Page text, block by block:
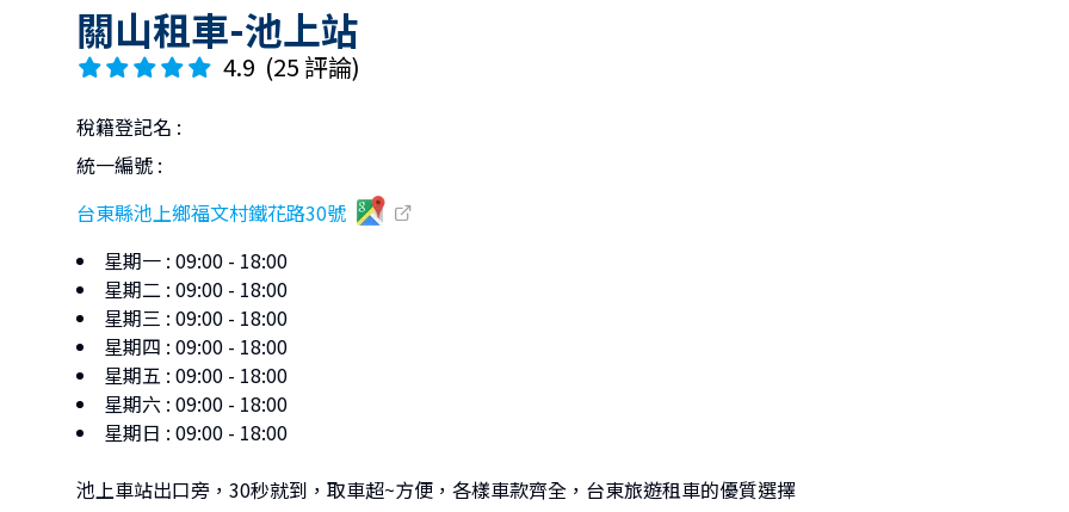
關山租車-池上站
4.9 (25 評論)
稅籍登記名 :
統一編號 :
台東縣池上鄉福文村鐵花路30號
星期一 : 09:00 - 18:00
星期二 : 09:00 - 18:00
星期三 : 09:00 - 18:00
星期四 : 09:00 - 18:00
星期五 : 09:00 - 18:00
星期六 : 09:00 - 18:00
星期日 : 09:00 - 18:00
池上車站出口旁，30秒就到，取車超~方便，各樣車款齊全，台東旅遊租車的優質選擇